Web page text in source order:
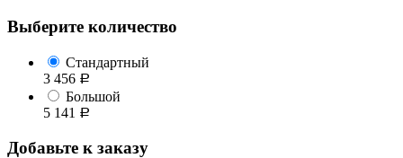
Выберите количество
Стандартный
3 456 Р
Большой
5 141
Р
Добавьте к заказу